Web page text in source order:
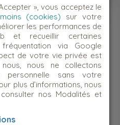
JOINDRE
», vous acceptez le
(cookies) sur votre
les performances de
et recueillir certaines
via Google
de votre vie privée est
nous ne collectons
personnelle sans votre
plus d’informations, nous
nos Modalités et